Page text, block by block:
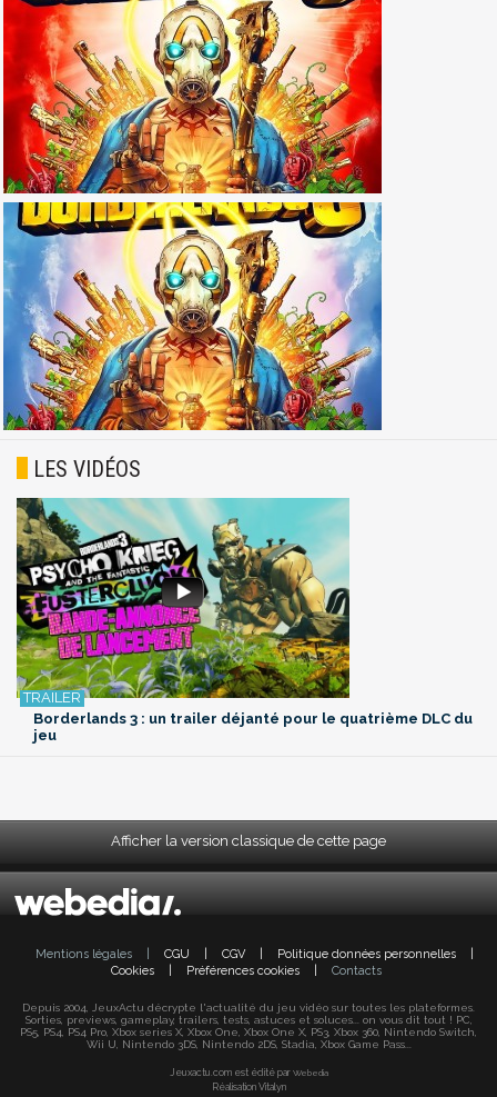
LES VIDÉOS
Borderlands 3 : un trailer déjanté pour le quatrième DLC du
jeu
Afficher la version classique de cette page
Mentions légales CGU CGV Politique données personnelles
Cookies
Préférences cookies Contacts
Depuis 2004, JeuxActu décrypte l'actualité du jeu vidéo sur toutes les plateformes.
Sorties, previews, gameplay, trailers, tests, astuces et soluces... on vous dit tout ! PC,
PS5, PS4, PS4 Pro, Xbox series X, Xbox One, Xbox One X, PS3, Xbox 360, Nintendo Switch,
Wii U, Nintendo 3DS, Nintendo 2DS, Stadia, Xbox Game Pass...
Jeuxactu.com est édité par Webedia
Réalisation Vitalyn